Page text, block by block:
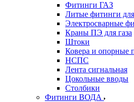
Фитинги ГАЗ
Литые фитинги для
Электросварные
Краны ПЭ для газа
Штоки
Ковера и опорные
НСПС
Лента сигнальная
Цокольные вводы
Столбики
Фитинги ВОДА